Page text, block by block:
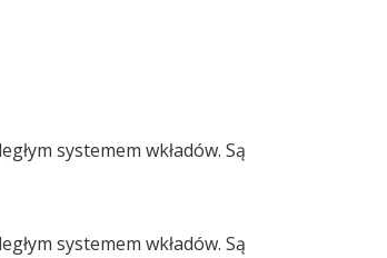
systemem wkładów. Są
systemem wkładów. Są